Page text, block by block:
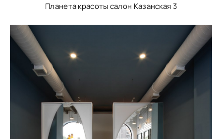
Планета красоты салон Казанская 3